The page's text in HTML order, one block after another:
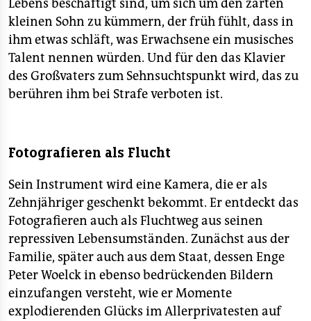
Lebens beschäftigt sind, um sich um den zarten
kleinen Sohn zu kümmern, der früh fühlt, dass in
ihm etwas schläft, was Erwachsene ein musisches
Talent nennen würden. Und für den das Klavier
des Großvaters zum Sehnsuchtspunkt wird, das zu
berühren ihm bei Strafe verboten ist.
Fotografieren als Flucht
Sein Instrument wird eine Kamera, die er als
Zehnjähriger geschenkt bekommt. Er entdeckt das
Fotografieren auch als Fluchtweg aus seinen
repressiven Lebensumständen. Zunächst aus der
Familie, später auch aus dem Staat, dessen Enge
Peter Woelck in ebenso bedrückenden Bildern
einzufangen versteht, wie er Momente
explodierenden Glücks im Allerprivatesten auf